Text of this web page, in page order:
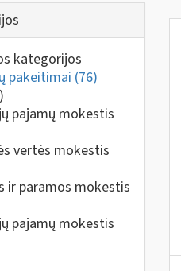
kategorijos
pakeitimai (76)
pajamų mokestis
vertės mokestis
ir paramos mokestis
pajamų mokestis